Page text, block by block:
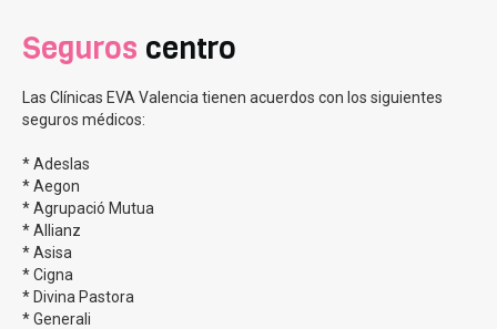
es el procedimiento cuando los problemas de infertilidad
son por parte del hombre.
Tasas de éxito en la inseminación artificial en Clínicas
En Clínicas Eva tenemos una tasa de éxito para
nuestro tratamiento de inseminación que supera el
20% a la media nacional
poder continuar ofreciendo estos números y de poder
continuar ayudando a nuestros pacientes en su sueño de
ser padres y madres.
Seguros centro
Las Clínicas EVA Valencia tienen acuerdos con los siguientes
seguros médicos:
* Adeslas
* Aegon
* Agrupació Mutua
* Allianz
* Asisa
* Cigna
* Divina Pastora
* Generali